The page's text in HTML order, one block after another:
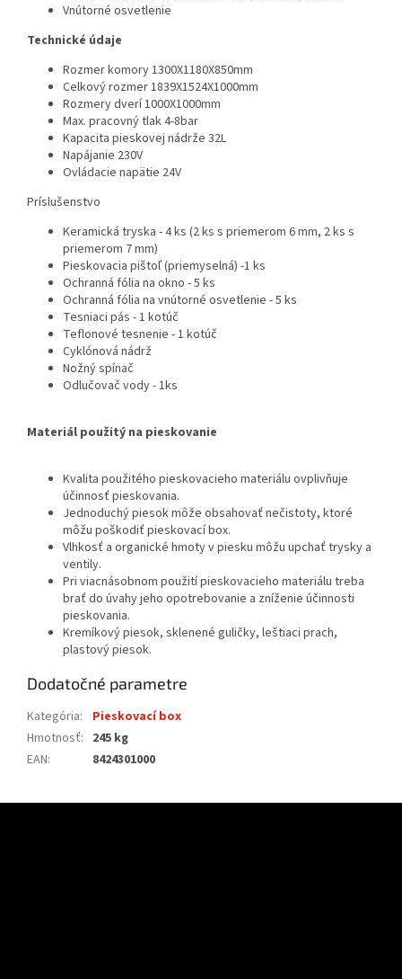
Vnútorné osvetlenie
Technické údaje
Rozmer komory 1300X1180X850mm
Celkový rozmer 1839X1524X1000mm
Rozmery dverí 1000X1000mm
Max. pracovný tlak 4-8bar
Kapacita pieskovej nádrže 32L
Napájanie 230V
Ovládacie napätie 24V
Príslušenstvo
Keramická tryska - 4 ks (2 ks s priemerom 6 mm, 2 ks s
priemerom 7 mm)
Pieskovacia pištoľ (priemyselná) -1 ks
Ochranná fólia na okno - 5 ks
Ochranná fólia na vnútorné osvetlenie - 5 ks
Tesniaci pás - 1 kotúč
Teflonové tesnenie - 1 kotúč
Cyklónová nádrž
Nožný spínač
Odlučovač vody - 1ks
Materiál použitý na pieskovanie
Kvalita použitého pieskovacieho materiálu ovplivňuje
účinnosť pieskovania.
Jednoduchý piesok môže obsahovať nečistoty, ktoré
môžu poškodiť pieskovací box.
Vlhkosť a organické hmoty v piesku môžu upchať trysky a
ventily.
Pri viacnásobnom použití pieskovacieho materiálu treba
brať do úvahy jeho opotrebovanie a zníženie účinnosti
pieskovania.
Kremíkový piesok, sklenené guličky, leštiaci prach,
plastový piesok.
Dodatočné parametre
Kategória:
Pieskovací box
Hmotnosť: 245 kg
EAN: 8424301000